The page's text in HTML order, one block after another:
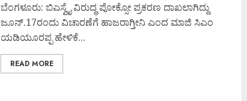
ಬೆಂಗಳೂರು: ಬಿಎಸ್ವೈ ವಿರುದ್ಧ ಪೋಕ್ಸೋ ಪ್ರಕರಣ ದಾಖಲಾಗಿದ್ದು
ಜೂನ್.17ರಂದು ವಿಚಾರಣೆಗೆ ಹಾಜರಾಗ್ತೀನಿ ಎಂದ ಮಾಜಿ ಸಿಎಂ
ಯಡಿಯೂರಪ್ಪ ಹೇಳಿಕೆ...
READ MORE